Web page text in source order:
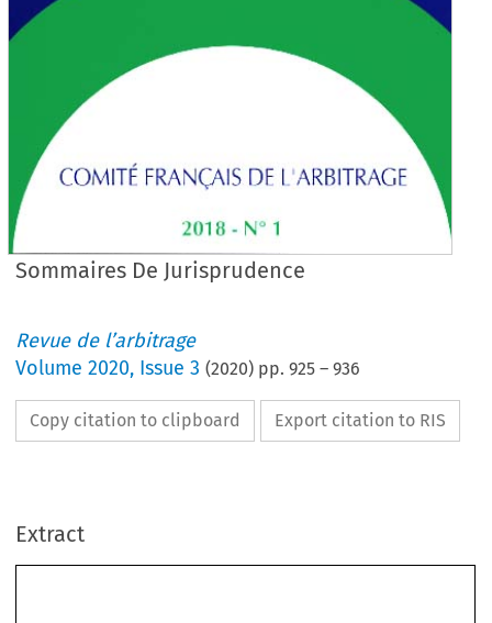
Sommaires De Jurisprudence
Revue de l’arbitrage
Volume2020, Issue 3 (2020) pp.925 –936
Copy citation to clipboard Export citation to RIS
Extract